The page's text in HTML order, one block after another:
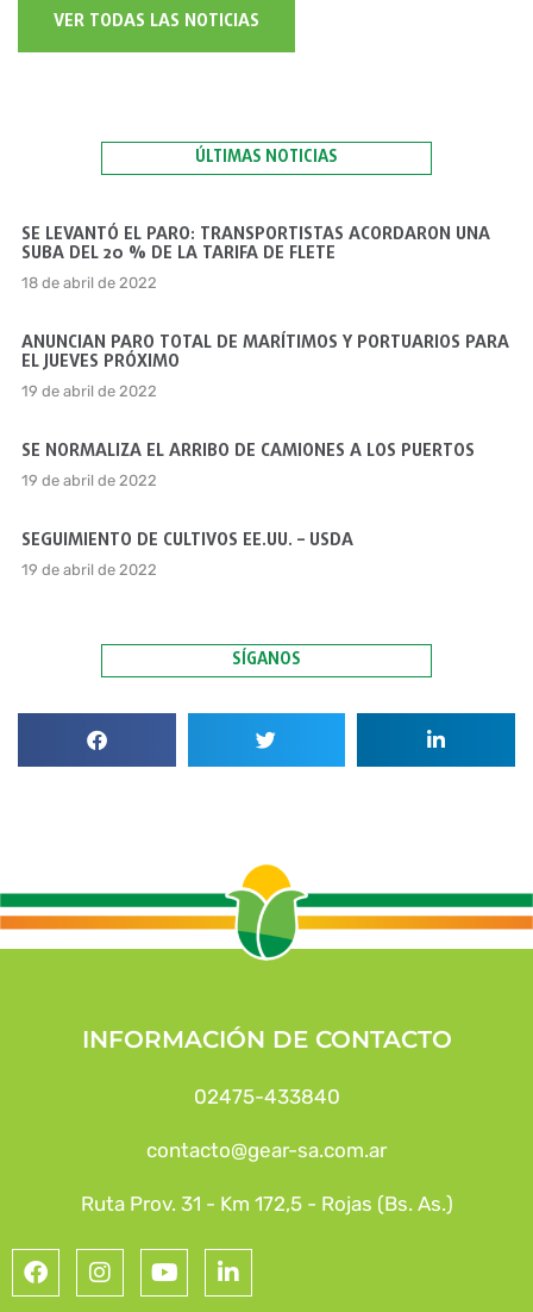
VER TODAS LAS NOTICIAS
ÚLTIMAS NOTICIAS
SE LEVANTÓ EL PARO: TRANSPORTISTAS ACORDARON UNA
SUBA DEL 20 % DE LA TARIFA DE FLETE
18 de abril de 2022
ANUNCIAN PARO TOTAL DE MARÍTIMOS Y PORTUARIOS PARA
EL JUEVES PRÓXIMO
19 de abril de 2022
SE NORMALIZA EL ARRIBO DE CAMIONES A LOS PUERTOS
19 de abril de 2022
SEGUIMIENTO DE CULTIVOS EE.UU. – USDA
19 de abril de 2022
SÍGANOS
INFORMACIÓN DE CONTACTO
02475-433840
contacto@gear-sa.com.ar
Ruta Prov. 31 - Km 172,5 - Rojas (Bs. As.)